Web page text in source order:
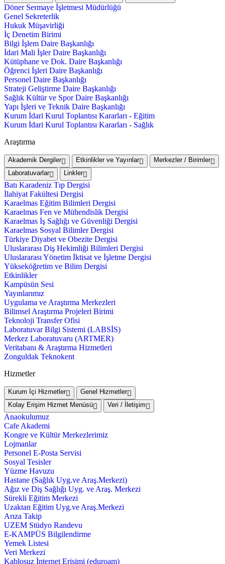
Döner Sermaye İşletmesi Müdürlüğü
Genel Sekreterlik
Hukuk Müşavirliği
İç Denetim Birimi
Bilgi İşlem Daire Başkanlığı
İdari Mali İşler Daire Başkanlığı
Kütüphane ve Dok. Daire Başkanlığı
Öğrenci İşleri Daire Başkanlığı
Personel Daire Başkanlığı
Strateji Geliştirme Daire Başkanlığı
Sağlık Kültür ve Spor Daire Başkanlığı
Yapı İşleri ve Teknik Daire Başkanlığı
Kurum İdari Kurul Toplantısı Kararları - Eğitim
Kurum İdari Kurul Toplantısı Kararları - Sağlık
Araştırma
Akademik Dergiler Etkinlikler ve Yayınlar
Merkezler / Birimler
Laboratuvarlar
Linkler
Batı Karadeniz Tıp Dergisi
İlahiyat Fakültesi Dergisi
Karaelmas Eğitim Bilimleri Dergisi
Karaelmas Fen ve Mühendislik Dergisi
Karaelmas İş Sağlığı ve Güvenliği Dergisi
Karaelmas Sosyal Bilimler Dergisi
Türkiye Diyabet ve Obezite Dergisi
Uluslararası Diş Hekimliği Bilimleri Dergisi
Uluslararası Yönetim İktisat ve İşletme Dergisi
Yükseköğretim ve Bilim Dergisi
Etkinlikler
Kampüsün Sesi
Yayınlarımız
Uygulama ve Araştırma Merkezleri
Bilimsel Araştırma Projeleri Birimi
Teknoloji Transfer Ofisi
Laboratuvar Bilgi Sistemi (LABSİS)
Merkez Laboratuvaru (ARTMER)
Veritabanı & Araştırma Hizmetleri
Zonguldak Teknokent
Hizmetler
Kurum İçi Hizmetler
Genel Hizmetler
Kolay Erişim Hizmet Menüsü
Veri / İletişim
Anaokulumuz
Cafe Akademi
Kongre ve Kültür Merkezlerimiz
Lojmanlar
Personel E-Posta Servisi
Sosyal Tesisler
Yüzme Havuzu
Hastane (Sağlık Uyg.ve Araş.Merkezi)
Ağız ve Diş Sağlığı Uyg. ve Araş. Merkezi
Sürekli Eğitim Merkezi
Uzaktan Eğitim Uyg.ve Araş.Merkezi
Arıza Takip
UZEM Stüdyo Randevu
E-KAMPÜS Bilgilendirme
Yemek Listesi
Veri Merkezi
Kablosuz İnternet Erişimi (eduroam)